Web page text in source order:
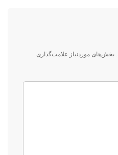
بخش‌های موردنیاز علامت‌گذاری